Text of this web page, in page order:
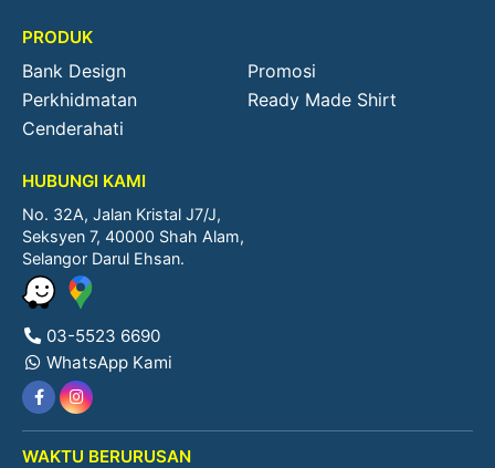
PRODUK
Bank Design
Promosi
Perkhidmatan
Ready Made Shirt
Cenderahati
HUBUNGI KAMI
No. 32A, Jalan Kristal J7/J,
Seksyen 7, 40000 Shah Alam,
Selangor Darul Ehsan.
03-5523 6690
WhatsApp Kami
WAKTU BERURUSAN